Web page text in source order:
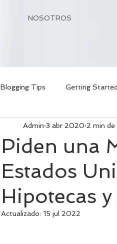
NOSOTROS
Blogging Tips Getting Started
Piden una
Estados
Hipotecas
Admin 3 abr 2020 2 min
Actualizado: 15 jul 2022